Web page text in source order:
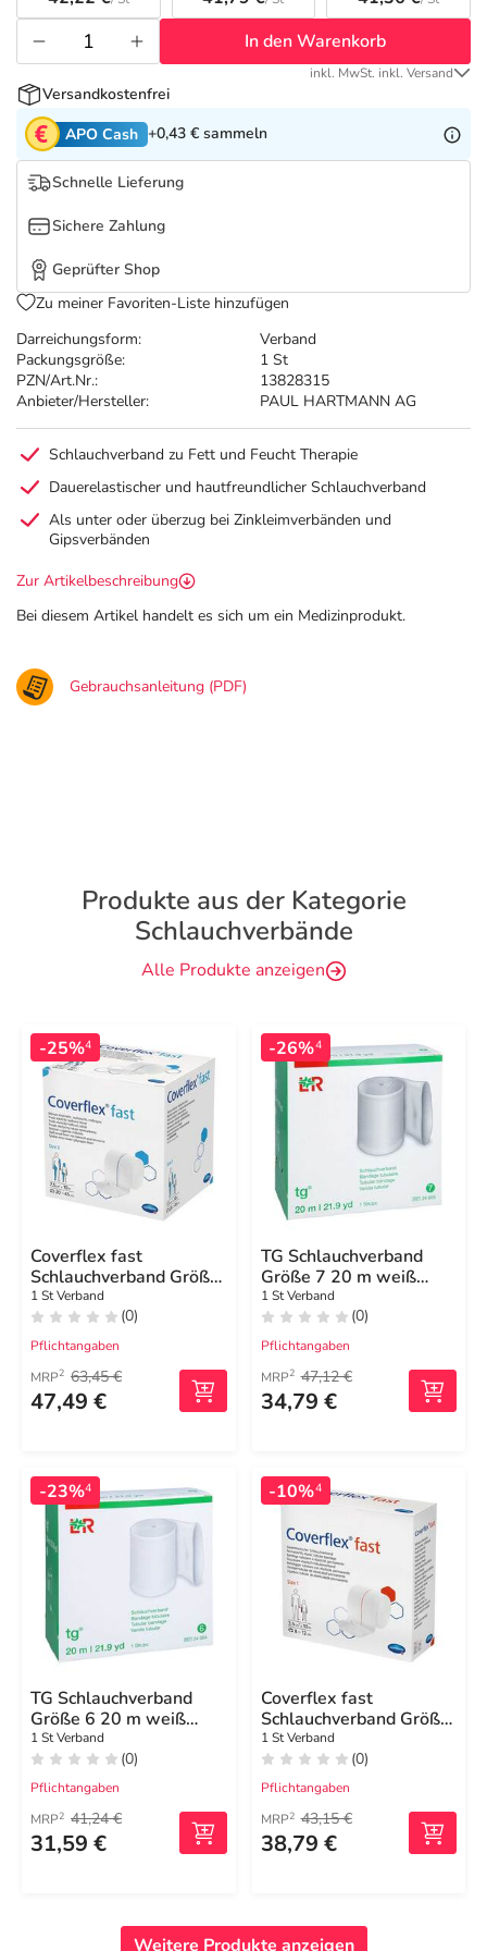
Tierapotheke
Vitamine & Mineralstoffe
Marken
Salus Deals
Darreichungsform:
Verband
Packungsgröße:
1 St
PZN/Art.Nr.:
13828315
Anbieter/Hersteller:
PAUL HARTMANN AG
In den Warenkorb
inkl. MwSt. inkl. Versand
Versandkostenfrei
APO Cash +0,43 € sammeln
Schnelle Lieferung
Sichere Zahlung
Geprüfter Shop
Zu meiner Favoriten-Liste hinzufügen
Schlauchverband zu Fett und Feucht Therapie
Dauerelastischer und hautfreundlicher Schlauchverband
Als unter oder überzug bei Zinkleimverbänden und
Gipsverbänden
Zur Artikelbeschreibung
Bei diesem Artikel handelt es sich um ein Medizinprodukt.
Gebrauchsanleitung (PDF)
Produkte aus der Kategorie
Schlauchverbände
Alle Produkte anzeigen
-25%4
Coverflex fast
Schlauchverband Größe
3 7,5 cmx10 m weiß
1 St Verband
(0)
Pflichtangaben
MRP2 63,45 €
47,49 €
-26%4
TG Schlauchverband
Größe 7 20 m weiß
24005
1 St Verband
(0)
Pflichtangaben
MRP2 47,12 €
34,79 €
-23%4
TG Schlauchverband
Größe 6 20 m weiß
24004
1 St Verband
(0)
Pflichtangaben
MRP2 41,24 €
31,59 €
-10%4
Coverflex fast
Schlauchverband Größe
1 3,5 cmx10 m weiß
1 St Verband
(0)
Pflichtangaben
MRP2 43,15 €
38,79 €
Weitere Produkte anzeigen